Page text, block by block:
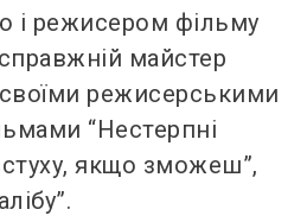
і режисером фільму
майстер
режисерськими
“Нестерпні
якщо зможеш”,